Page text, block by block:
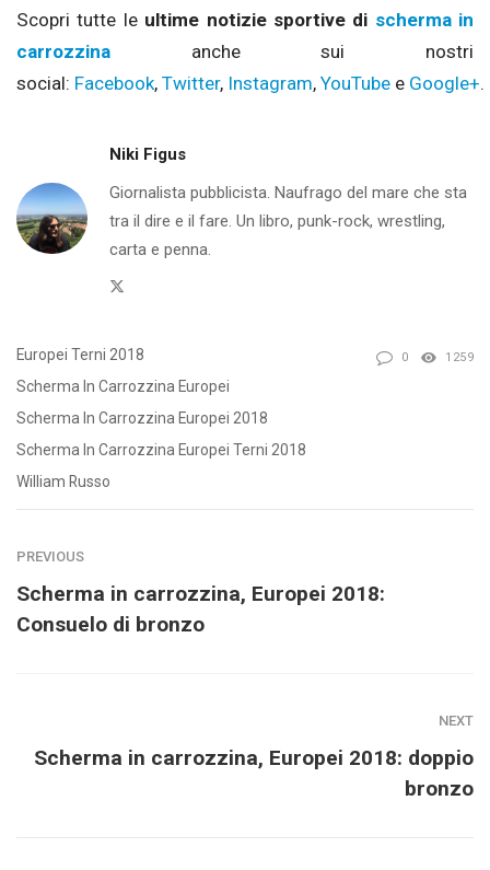
Scopri tutte le ultime notizie sportive di scherma in
carrozzina anche sui nostri
social: Facebook, Twitter, Instagram, YouTube e Google+.
Niki Figus
Giornalista pubblicista. Naufrago del mare che sta
tra il dire e il fare. Un libro, punk-rock, wrestling,
carta e penna.
Europei Terni 2018
Scherma In Carrozzina Europei
Scherma In Carrozzina Europei 2018
Scherma In Carrozzina Europei Terni 2018
William Russo
0 1259
PREVIOUS
Scherma in carrozzina, Europei 2018:
Consuelo di bronzo
NEXT
Scherma in carrozzina, Europei 2018: doppio
bronzo